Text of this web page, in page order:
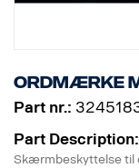
Ordmærke
Part nr.:
Part Description:
Skærmbeskyttelse til